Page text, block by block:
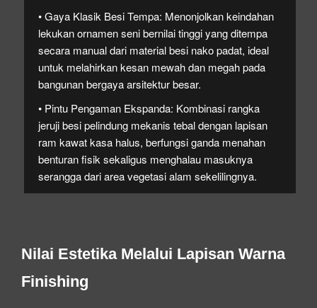
• Gaya Klasik Besi Tempa: Menonjolkan keindahan
lekukan ornamen seni bernilai tinggi yang ditempa
secara manual dari material besi nako padat, ideal
untuk melahirkan kesan mewah dan megah pada
bangunan bergaya arsitektur besar.
• Pintu Pengaman Ekspanda: Kombinasi rangka
jeruji besi pelindung mekanis tebal dengan lapisan
ram kawat kasa halus, berfungsi ganda menahan
benturan fisik sekaligus menghalau masuknya
serangga dari area vegetasi alam sekelilingnya.
Nilai Estetika Melalui Lapisan Warna
Finishing